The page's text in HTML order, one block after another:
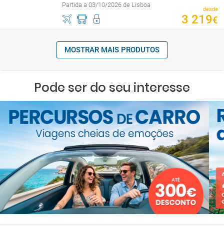
Partida a 03/10/2026 de Lisboa
desde
3 219€
MOSTRAR MAIS PRODUTOS
Pode ser do seu interesse